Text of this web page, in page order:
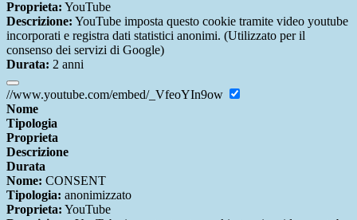
Proprieta: YouTube
Descrizione: YouTube imposta questo cookie tramite video youtube
incorporati e registra dati statistici anonimi. (Utilizzato per il
consenso dei servizi di Google)
Durata: 2 anni
//www.youtube.com/embed/_VfeoYIn9ow
Nome
Tipologia
Proprieta
Descrizione
Durata
Nome: CONSENT
Tipologia: anonimizzato
Proprieta: YouTube